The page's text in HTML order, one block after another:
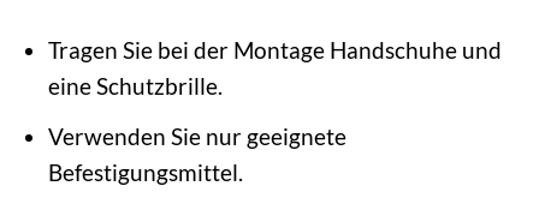
Tragen Sie bei der Montage Handschuhe und
eine Schutzbrille.
Verwenden Sie nur geeignete
Befestigungsmittel.